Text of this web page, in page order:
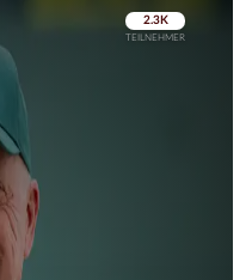
Überspringen